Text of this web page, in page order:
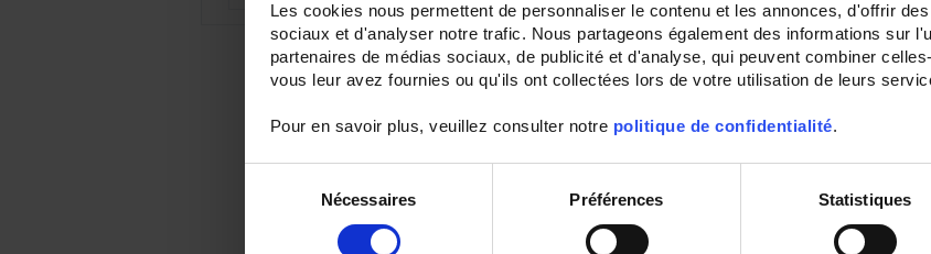
Les cookies nous permettent de personnaliser le contenu et les annonces, d'offrir
sociaux et d'analyser notre trafic. Nous partageons également des informations sur
partenaires de médias sociaux, de publicité et d'analyse, qui peuvent combiner
vous leur avez fournies ou qu'ils ont collectées lors de votre utilisation de leurs
Pour en savoir plus, veuillez consulter notre politique de confidentialité.
consentement
Nécessaires Préférences Statistiques
- type of head ( IP/protection/…)
- terminal strip or transmitter
- fitting model
Custom definition: Please contact us